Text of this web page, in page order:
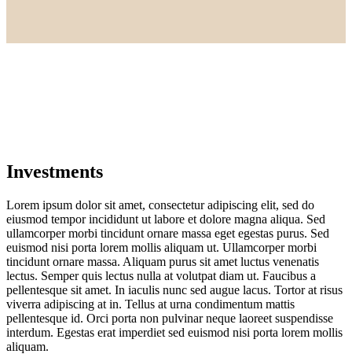
Investments
Lorem ipsum dolor sit amet, consectetur adipiscing elit, sed do
eiusmod tempor incididunt ut labore et dolore magna aliqua. Sed
ullamcorper morbi tincidunt ornare massa eget egestas purus. Sed
euismod nisi porta lorem mollis aliquam ut. Ullamcorper morbi
tincidunt ornare massa. Aliquam purus sit amet luctus venenatis
lectus. Semper quis lectus nulla at volutpat diam ut. Faucibus a
pellentesque sit amet. In iaculis nunc sed augue lacus. Tortor at risus
viverra adipiscing at in. Tellus at urna condimentum mattis
pellentesque id. Orci porta non pulvinar neque laoreet suspendisse
interdum. Egestas erat imperdiet sed euismod nisi porta lorem mollis
aliquam.